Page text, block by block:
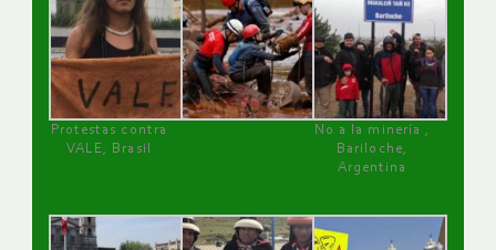
Protestas contra
VALE, Brasil
No a la minería ,
Bariloche,
Argentina